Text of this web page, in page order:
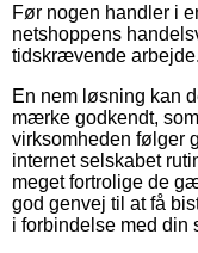
Før nogen handler i
netshoppens
tidskrævende arbejde.
En nem løsning kan
mærke godkendt,
virksomheden følger
internet selskabet
meget fortrolige de
god genvej til at få
i forbindelse med din